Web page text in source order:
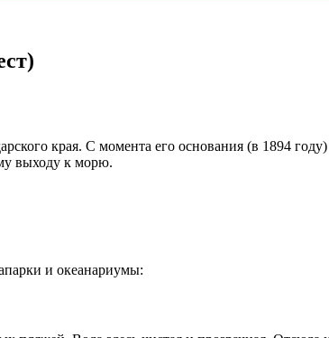
края. С момента его основания (в 1894
выходу к морю.
и океанариумы: